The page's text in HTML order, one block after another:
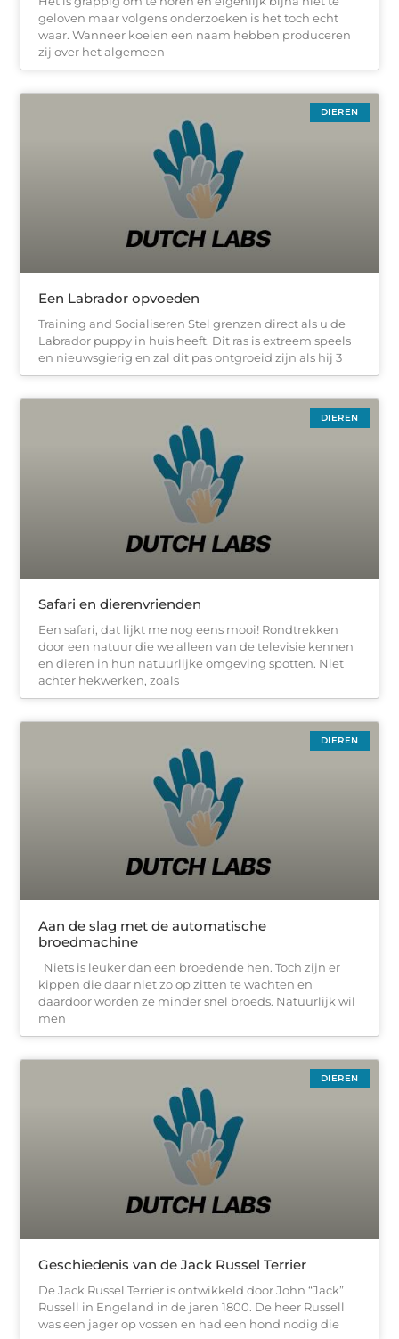
geloven maar volgens onderzoeken is het toch echt
waar. Wanneer koeien een naam hebben produceren
zij over het algemeen
DIEREN
Een Labrador opvoeden
Training and Socialiseren Stel grenzen direct als u de
Labrador puppy in huis heeft. Dit ras is extreem speels
en nieuwsgierig en zal dit pas ontgroeid zijn als hij 3
DIEREN
Safari en dierenvrienden
Een safari, dat lijkt me nog eens mooi! Rondtrekken
door een natuur die we alleen van de televisie kennen
en dieren in hun natuurlijke omgeving spotten. Niet
achter hekwerken, zoals
DIEREN
Aan de slag met de automatische
broedmachine
Niets is leuker dan een broedende hen. Toch zijn er
kippen die daar niet zo op zitten te wachten en
daardoor worden ze minder snel broeds. Natuurlijk wil
men
DIEREN
Geschiedenis van de Jack Russel Terrier
De Jack Russel Terrier is ontwikkeld door John “Jack”
Russell in Engeland in de jaren 1800. De heer Russell
was een jager op vossen en had een hond nodig die